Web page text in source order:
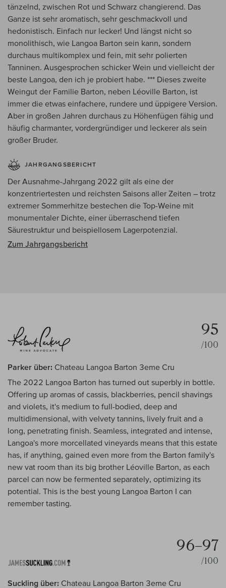
tänzelnd, zwischen Rot und Schwarz changierend. Das
Ganze ist sehr aromatisch, sehr geschmackvoll und
hedonistisch. Einfach nur lecker! Und längst nicht so
monolithisch, wie Langoa Barton sein kann, sondern
durchaus multikomplex und fein, mit sehr polierten
Tanninen. Ausgesprochen schicker Wein und vielleicht der
beste Langoa, den ich je probiert habe. *** Dieses zweite
Weingut der Familie Barton, neben Léoville Barton, ist
immer die etwas einfachere, rundere und üppigere Version.
Aber in großen Jahren durchaus zu Höhenfügen fähig und
häufig charmanter, vordergründiger und leckerer als sein
großer Bruder.
JAHRGANGSBERICHT
Der Ausnahme-Jahrgang 2022 gilt als eine der
konzentriertesten und reichsten Saisons aller Zeiten – trotz
extremer Sommerhitze bestechen die Top-Weine mit
monumentaler Dichte, einer überraschend tiefen
Säurestruktur und beispiellosem Lagerpotenzial.
Zum Jahrgangsbericht
95
/100
Parker über: Chateau Langoa Barton 3eme Cru
The 2022 Langoa Barton has turned out superbly in bottle.
Offering up aromas of cassis, blackberries, pencil shavings
and violets, it's medium to full-bodied, deep and
multidimensional, with velvety tannins, lively fruit and a
long, penetrating finish. Seamless, integrated and intense,
Langoa's more morcellated vineyards means that this estate
has, if anything, gained even more from the Barton family's
new vat room than its big brother Léoville Barton, as each
parcel can now be fermented separately, optimizing its
potential. This is the best young Langoa Barton I can
remember tasting.
96–97
/100
Suckling über: Chateau Langoa Barton 3eme Cru